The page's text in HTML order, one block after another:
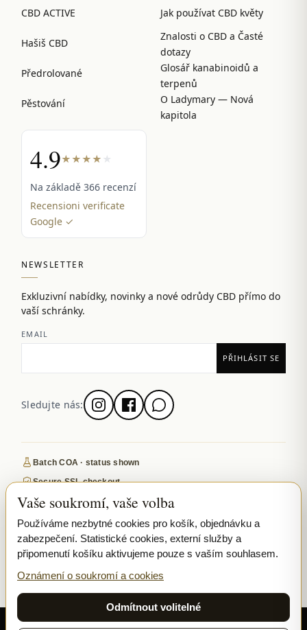
CBD ACTIVE
Hašiš CBD
Předrolované
Pěstování
4.9★★★★ ★
Na základě 366 recenzí
Recensioni verificate
Google ✓
Jak používat CBD květy
Znalosti o CBD a Časté
dotazy
Glosář kanabinoidů a
terpenů
O Ladymary — Nová
kapitola
NEWSLETTER
Exkluzivní nabídky, novinky a nové odrůdy CBD přímo do
vaší schránky.
EMAIL
Sledujte nás:
Batch COA · status shown
Secure SSL checkout
Discreet, tracked EU delivery
Premium indoor · COA where published
Google-reviewed
₿ BITCOIN SEPA PPL
© 2026 Ladymary ·Solar Shine s.r.o.· Karlova 150/42, 110 00 Praha,
Vaše soukromí, vaše volba
Používáme nezbytné cookies pro košík, objednávku a
zabezpečení. Statistické cookies, externí služby a
připomenutí košíku aktivujeme pouze s vaším souhlasem.
Oznámení o soukromí a cookies
Odmítnout volitelné